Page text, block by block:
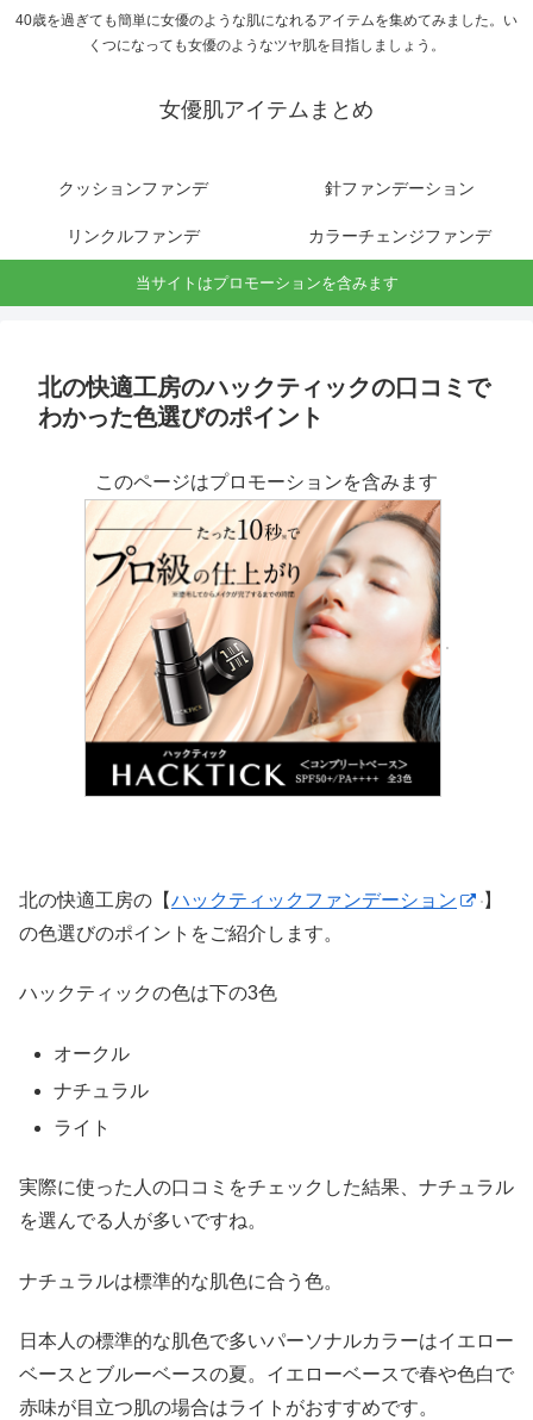
40歳を過ぎても簡単に女優のような肌になれるアイテムを集めてみました。い
くつになっても女優のようなツヤ肌を目指しましょう。
女優肌アイテムまとめ
クッションファンデ 針ファンデーション
リンクルファンデ カラーチェンジファンデ
当サイトはプロモーションを含みます
北の快適工房のハックティックの口コミで
わかった色選びのポイント
このページはプロモーションを含みます
北の快適工房の【ハックティックファンデーション
】
の色選びのポイントをご紹介します。
ハックティックの色は下の3色
オークル
ナチュラル
ライト
実際に使った人の口コミをチェックした結果、ナチュラル
を選んでる人が多いですね。
ナチュラルは標準的な肌色に合う色。
日本人の標準的な肌色で多いパーソナルカラーはイエロー
ベースとブルーベースの夏。イエローベースで春や色白で
赤味が目立つ肌の場合はライトがおすすめです。